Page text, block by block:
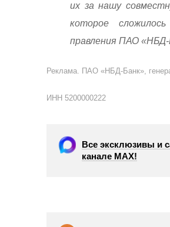
их за нашу
которое
правления ПАО
Реклама. ПАО «НБД-Банк»,
ИНН 5200000222
Все эксклюзивы и
канале МАХ!